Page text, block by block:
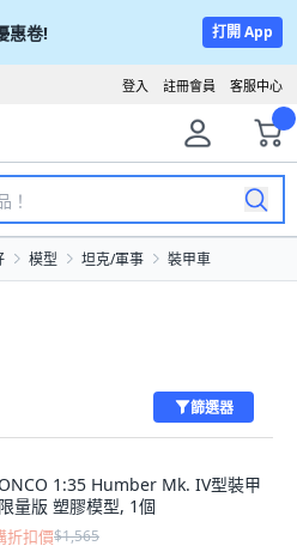
惠卷! 打開 App
客服中心
註冊會員
登入
模型 坦克/軍事 裝甲車
篩選器
1:35 Humber Mk. IV型裝甲
量版 塑膠模型, 1個
折扣價$1,565